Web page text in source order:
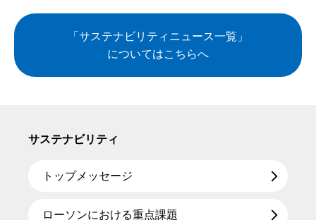
「サステナビリティニュース一覧」
についてはこちらへ
サステナビリティ
トップメッセージ
ローソンにおける重点課題